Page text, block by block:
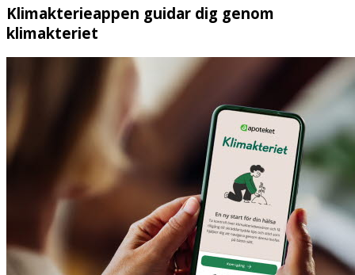
Klimakterieappen guidar dig genom
klimakteriet